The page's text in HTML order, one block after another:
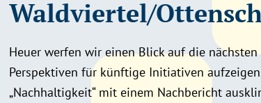
Waldviertel/
Heuer werfen wir einen Blick auf die
Perspektiven für künftige Initiativen
„Nachhaltigkeit“ mit einem Nachbericht